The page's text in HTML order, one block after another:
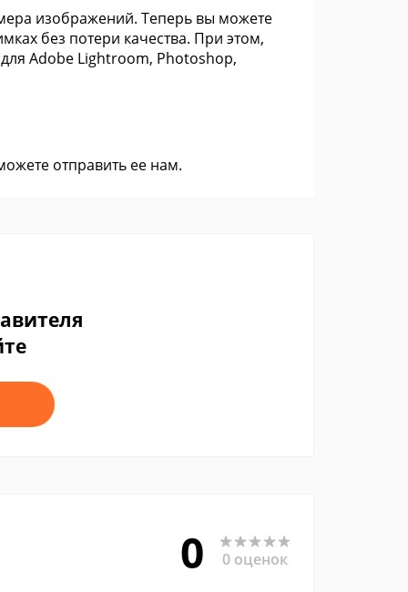
изображений. Теперь вы можете
без потери качества. При этом,
Adobe Lightroom, Photoshop,
отправить ее нам.
0 0 оценок